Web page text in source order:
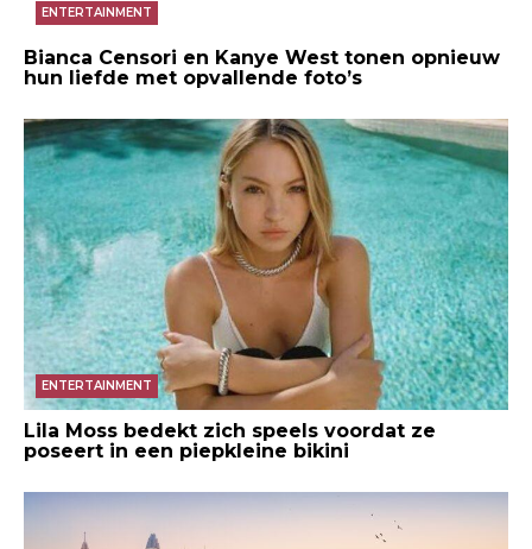
ENTERTAINMENT
Bianca Censori en Kanye West tonen opnieuw
hun liefde met opvallende foto’s
ENTERTAINMENT
Lila Moss bedekt zich speels voordat ze
poseert in een piepkleine bikini